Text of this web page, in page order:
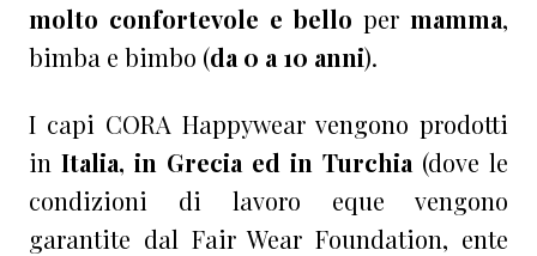
molto confortevole e bello per mamma,
bimba e bimbo (da 0 a 10 anni).
I capi CORA Happywear vengono prodotti
in Italia, in Grecia ed in Turchia (dove le
condizioni di lavoro eque vengono
garantite dal Fair Wear Foundation, ente